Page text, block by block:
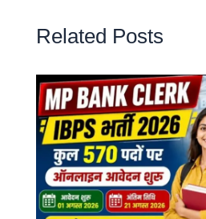
Related Posts